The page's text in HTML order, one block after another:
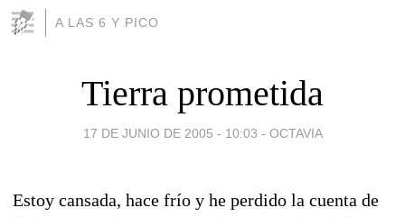
A LAS 6 Y PICO
Tierra prometida
17 DE JUNIO DE 2005 - 10:03 - OCTAVIA
Estoy cansada, hace frío y he perdido la cuenta de